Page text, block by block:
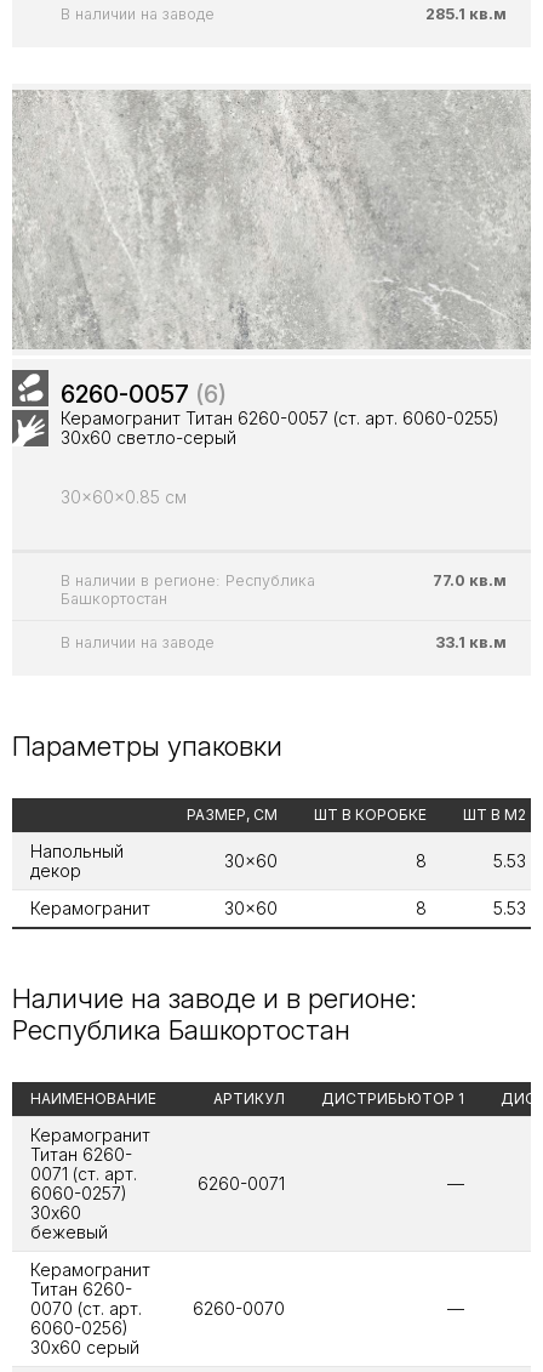
В наличии на заводе 285.1 кв.м
6260-0057 (6)
Керамогранит Титан 6260-0057 (ст. арт. 6060-0255)
30х60 светло-серый
30x60x0.85 см
В наличии в регионе: Республика
Башкортостан
77.0 кв.м
В наличии на заводе 33.1 кв.м
Параметры упаковки
РАЗМЕР, СМ ШТ В КОРОБКЕ ШТ В М2
Напольный
декор
30x60 8 5.53
Керамогранит 30x60 8 5.53
Наличие на заводе и в регионе:
Республика Башкортостан
НАИМЕНОВАНИЕ АРТИКУЛ ДИСТРИБЬЮТОР 1
Керамогранит
Титан 6260-
0071 (ст. арт.
6060-0257)
30х60
бежевый
6260-0071 —
Керамогранит
Титан 6260-
0070 (ст. арт.
6060-0256)
30х60 серый
6260-0070 —